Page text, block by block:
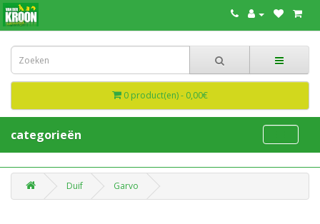
0 product(en) - 0,00€
categorieën
Duif Garvo